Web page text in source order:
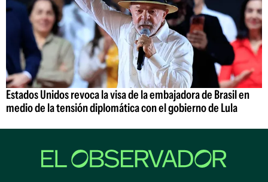
Estados Unidos revoca la visa de la embajadora de Brasil en
medio de la tensión diplomática con el gobierno de Lula